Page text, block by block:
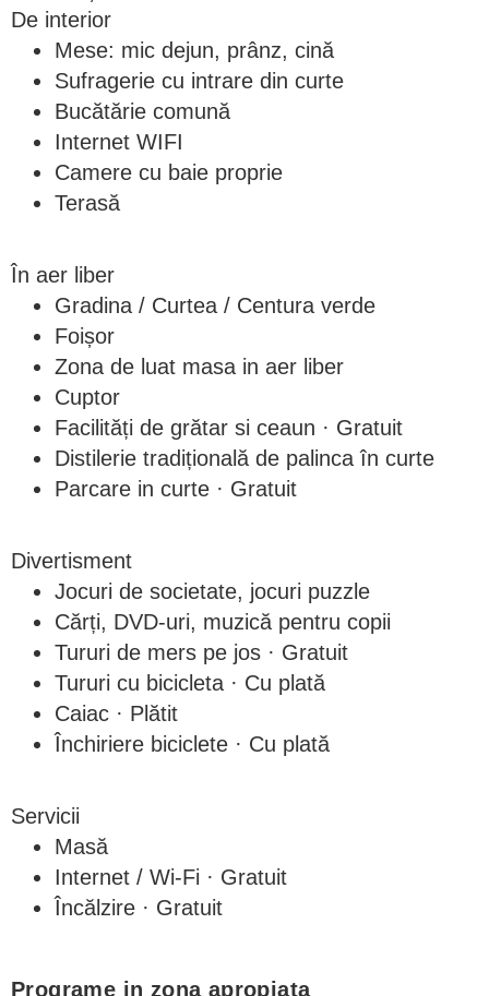
De interior
Mese: mic dejun, prânz, cină
Sufragerie cu intrare din curte
Bucătărie comună
Internet WIFI
Camere cu baie proprie
Terasă
În aer liber
Gradina / Curtea / Centura verde
Foișor
Zona de luat masa in aer liber
Cuptor
Facilități de grătar si ceaun · Gratuit
Distilerie tradițională de palinca în curte
Parcare in curte · Gratuit
Divertisment
Jocuri de societate, jocuri puzzle
Cărți, DVD-uri, muzică pentru copii
Tururi de mers pe jos · Gratuit
Tururi cu bicicleta · Cu plată
Caiac · Plătit
Închiriere biciclete · Cu plată
Servicii
Masă
Internet / Wi-Fi · Gratuit
Încălzire · Gratuit
Programe in zona apropiata